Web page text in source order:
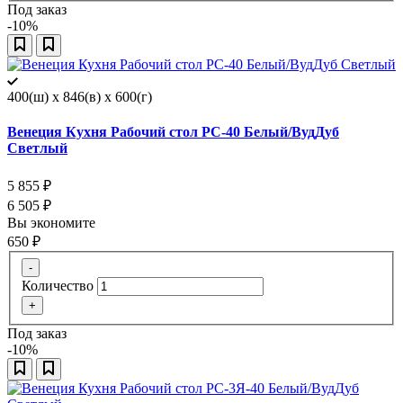
Под заказ
-10%
400(ш) x 846(в) x 600(г)
Венеция Кухня Рабочий стол РС-40 Белый/ВудДуб
Светлый
5 855 ₽
6 505 ₽
Вы экономите
650 ₽
-
Количество
+
Под заказ
-10%